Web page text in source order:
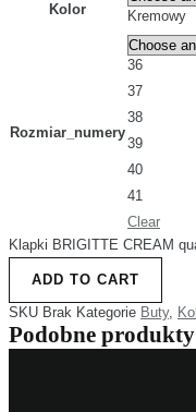
Kolor Kremowy
Rozmiar_numery
36
37
38
39
40
41
Clear
Klapki BRIGITTE CREAM
ADD TO CART
SKU Brak Kategorie Buty,
Podobne produkty